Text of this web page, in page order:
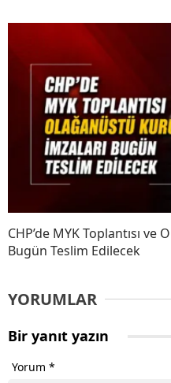
CHP’de MYK Toplantısı
Bugün Teslim Edilecek
YORUMLAR
Bir yanıt yazın
Yorum *